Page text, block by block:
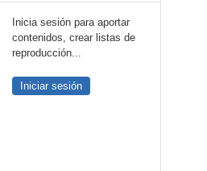
Inicia sesión para aportar
contenidos, crear listas de
reproducción...
Iniciar sesión